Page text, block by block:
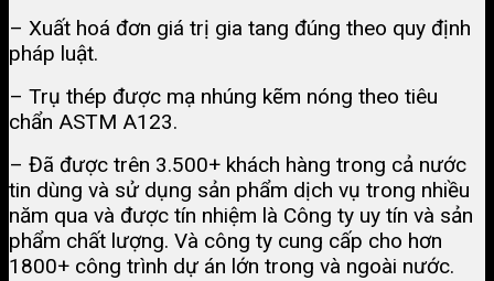
– Xuất hoá đơn giá trị gia tang đúng theo quy định
pháp luật.
– Trụ thép được mạ nhúng kẽm nóng theo tiêu
chẩn ASTM A123.
– Đã được trên 3.500+ khách hàng trong cả nước
tin dùng và sử dụng sản phẩm dịch vụ trong nhiều
năm qua và được tín nhiệm là Công ty uy tín và sản
phẩm chất lượng. Và công ty cung cấp cho hơn
1800+ công trình dự án lớn trong và ngoài nước.